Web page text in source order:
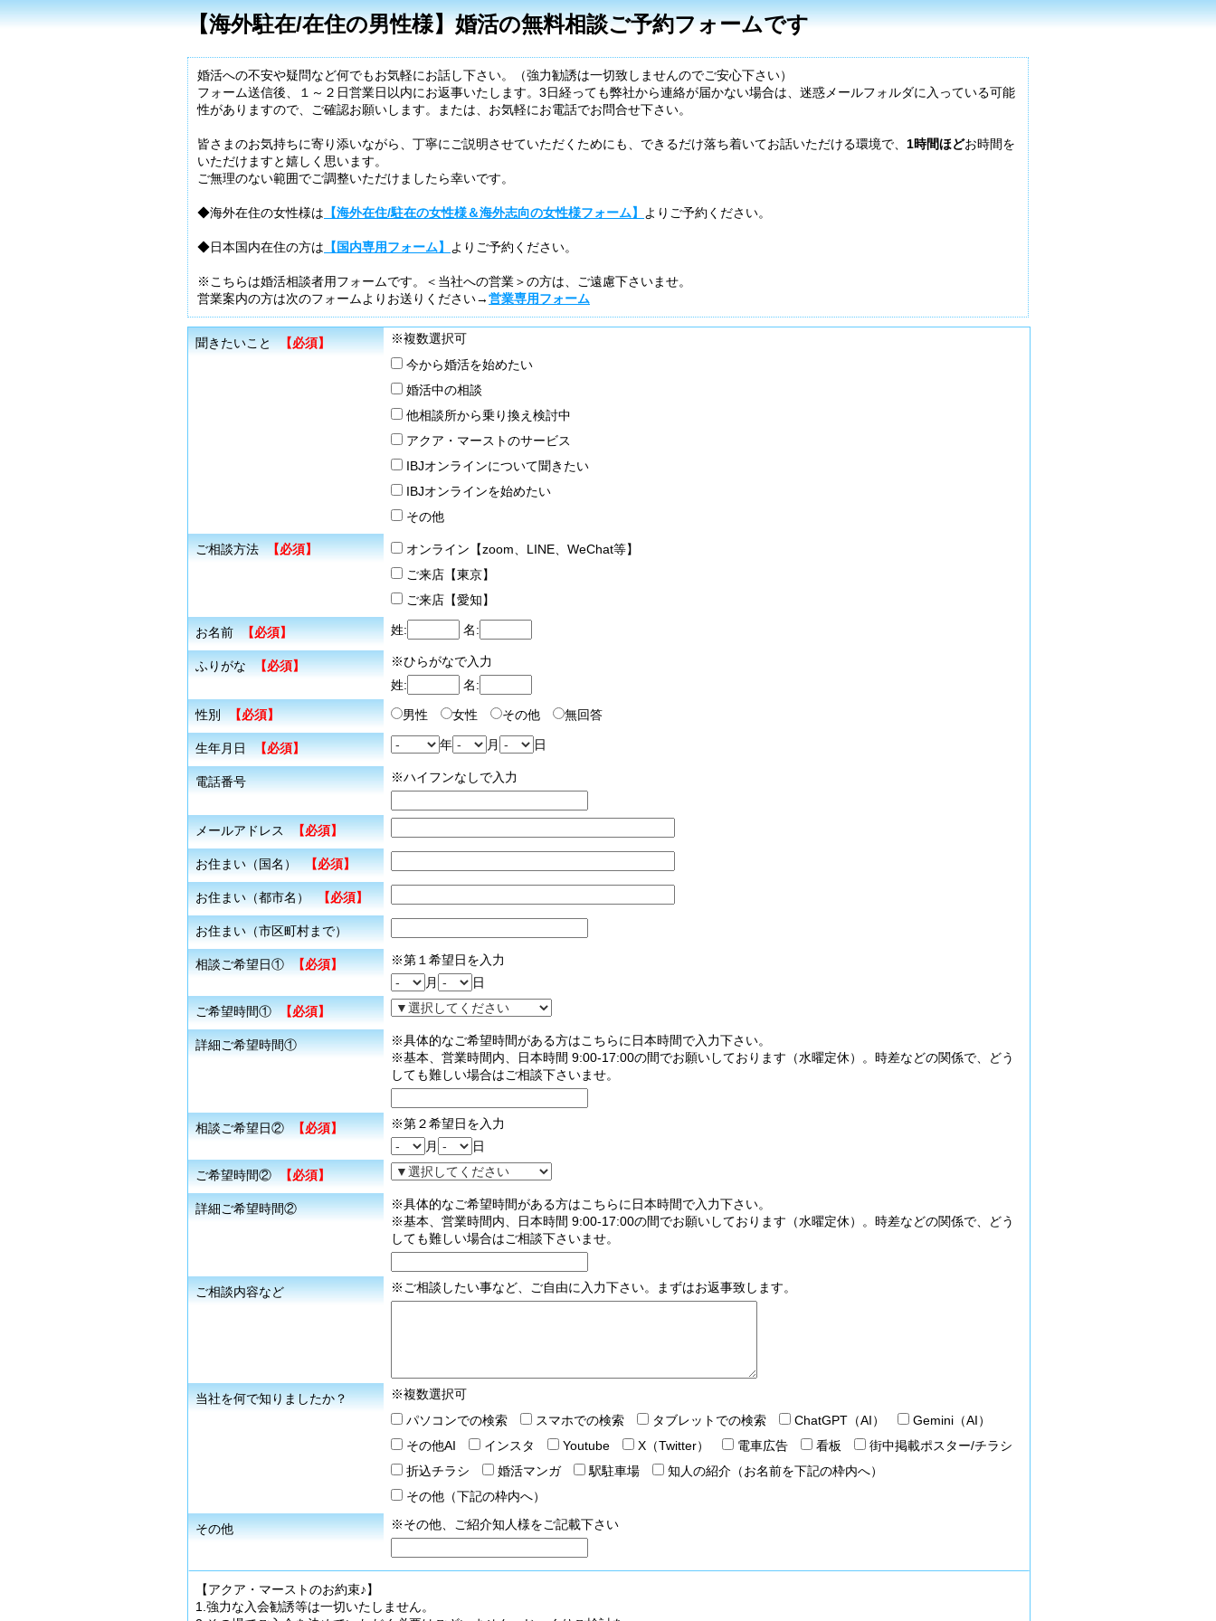
【海外駐在/在住の男性様】婚活の無料相談ご予約フォームです
婚活への不安や疑問など何でもお気軽にお話し下さい。（強力勧誘は一切致しませんのでご安心下さい）
フォーム送信後、１～２日営業日以内にお返事いたします。3日経っても弊社から連絡が届かない場合は、迷惑メールフォルダに入っている可能
性がありますので、ご確認お願いします。または、お気軽にお電話でお問合せ下さい。
皆さまのお気持ちに寄り添いながら、丁寧にご説明させていただくためにも、できるだけ落ち着いてお話いただける環境で、 1時間ほどお時間を
いただけますと嬉しく思います。
ご無理のない範囲でご調整いただけましたら幸いです。
◆海外在住の女性様は 【海外在住/駐在の女性様＆海外志向の女性様フォーム】 よりご予約ください。
◆日本国内在住の方は 【国内専用フォーム】 よりご予約ください。
※こちらは婚活相談者用フォームです。＜当社への営業＞の方は、ご遠慮下さいませ。
営業案内の方は次のフォームよりお送りください→営業専用フォーム
聞きたいこと 【必須】
※複数選択可
今から婚活を始めたい
婚活中の相談
他相談所から乗り換え検討中
アクア・マーストのサービス
IBJオンラインについて聞きたい
IBJオンラインを始めたい
その他
ご相談方法 【必須】
オンライン【zoom、LINE、WeChat等】
ご来店【東京】
ご来店【愛知】
お名前 【必須】 姓: 名:
ふりがな 【必須】
※ひらがなで入力
姓:
名:
性別 【必須】 男性 女性 その他 無回答
生年月日 【必須】 年 月 日
電話番号 ※ハイフンなしで入力
メールアドレス 【必須】
お住まい（国名） 【必須】
お住まい（都市名） 【必須】
お住まい（市区町村まで）
相談ご希望日① 【必須】
※第１希望日を入力
月
日
ご希望時間① 【必須】
詳細ご希望時間①
※具体的なご希望時間がある方はこちらに日本時間で入力下さい。
※基本、営業時間内、日本時間 9:00-17:00の間でお願いしております（水曜定休）。時差などの関係で、どう
しても難しい場合はご相談下さいませ。
相談ご希望日② 【必須】
※第２希望日を入力
月
日
ご希望時間② 【必須】
詳細ご希望時間②
※具体的なご希望時間がある方はこちらに日本時間で入力下さい。
※基本、営業時間内、日本時間 9:00-17:00の間でお願いしております（水曜定休）。時差などの関係で、どう
しても難しい場合はご相談下さいませ。
ご相談内容など ※ご相談したい事など、ご自由に入力下さい。まずはお返事致します。
当社を何で知りましたか？
※複数選択可
パソコンでの検索
スマホでの検索 タブレットでの検索 ChatGPT（AI）
Gemini（AI）
その他AI
インスタ Youtube X（Twitter） 電車広告 看板
街中掲載ポスター/チラシ
折込チラシ
婚活マンガ 駅駐車場
知人の紹介（お名前を下記の枠内へ）
その他（下記の枠内へ）
その他 ※その他、ご紹介知人様をご記載下さい
【アクア・マーストのお約束♪】
1.強力な入会勧誘等は一切いたしません。